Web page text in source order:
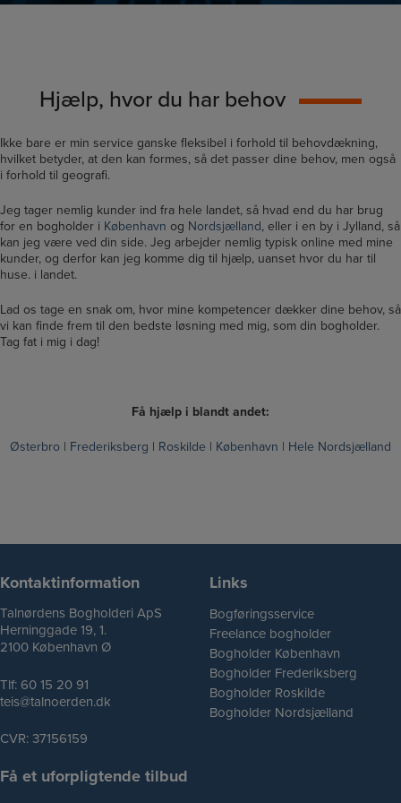
Hjælp, hvor du har behov
Ikke bare er min service ganske fleksibel i forhold til behovdækning,
hvilket betyder, at den kan formes, så det passer dine behov, men også
i forhold til geografi.
Jeg tager nemlig kunder ind fra hele landet, så hvad end du har brug
for en bogholder i København og Nordsjælland, eller i en by i Jylland, så
kan jeg være ved din side. Jeg arbejder nemlig typisk online med mine
kunder, og derfor kan jeg komme dig til hjælp, uanset hvor du har til
huse. i landet.
Lad os tage en snak om, hvor mine kompetencer dækker dine behov, så
vi kan finde frem til den bedste løsning med mig, som din bogholder.
Tag fat i mig i dag!
Få hjælp i blandt andet:
Østerbro | Frederiksberg | Roskilde | København | Hele Nordsjælland
Kontaktinformation
Talnørdens Bogholderi ApS
Herninggade 19, 1.
2100 København Ø
Tlf: 60 15 20 91
teis@talnoerden.dk
CVR: 37156159
Links
Bogføringsservice
Freelance bogholder
Bogholder København
Bogholder Frederiksberg
Bogholder Roskilde
Bogholder Nordsjælland
Få et uforpligtende tilbud